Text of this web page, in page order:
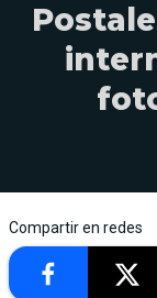
Compartir en redes